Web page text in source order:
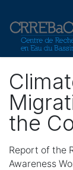
the
Report of the
Awareness